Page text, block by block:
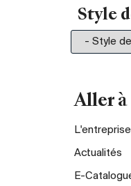
Style
Aller à
L'entreprise
Actualités
E-